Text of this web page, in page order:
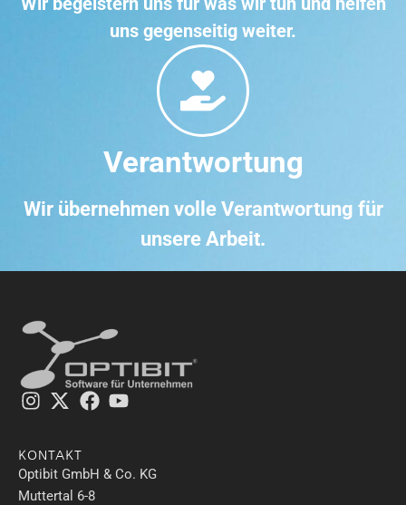
uns gegenseitig weiter.
Verantwortung
Wir übernehmen volle Verantwortung für
unsere Arbeit.
KONTAKT
Optibit GmbH & Co. KG
Muttertal 6-8